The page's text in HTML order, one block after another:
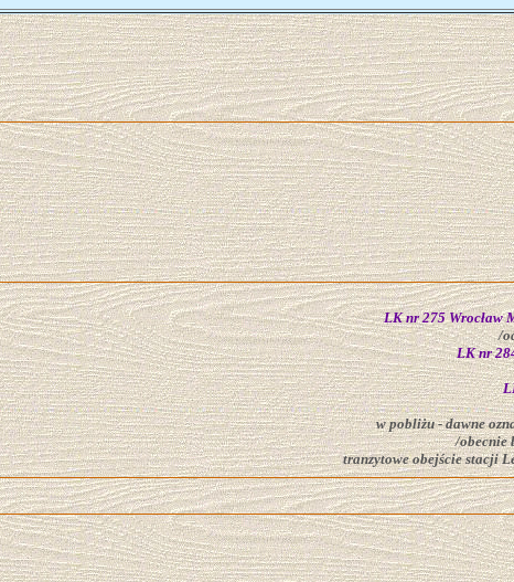
LK nr 275 Wrocław
/
LK nr
w pobliżu - dawne
/obecnie
tranzytowe obejście stacji